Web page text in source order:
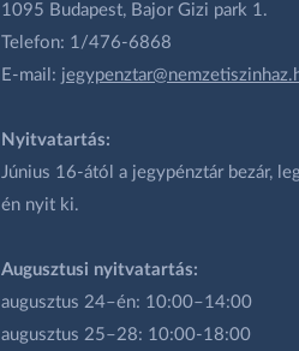
1095 Budapest, Bajor Gizi park 1.
Telefon: 1/476-6868
E-mail:
Nyitvatartás:
Június 16-ától a jegypénztár bezár,
én nyit ki.
Augusztusi nyitvatartás:
augusztus 24–én: 10:00–14:00
augusztus 25–28: 10:00-18:00